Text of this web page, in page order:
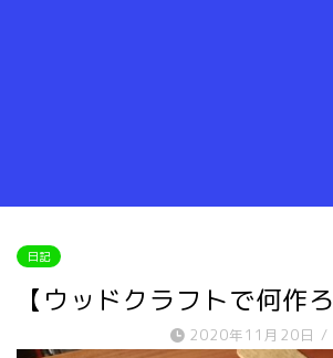
日記
【ウッドクラフトで何作
2020年11月20日 /